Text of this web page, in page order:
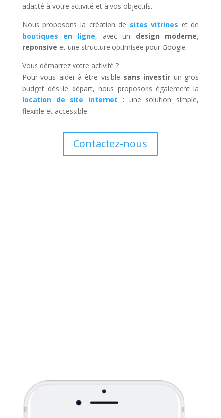
adapté à votre activité et à vos objectifs.
Nous proposons la création de sites vitrines et de
boutiques en ligne, avec un design moderne,
reponsive et une structure optimisée pour Google.
Vous démarrez votre activité ?
Pour vous aider à être visible sans investir un gros
budget dès le départ, nous proposons également la
location de site internet : une solution simple,
flexible et accessible.
Contactez-nous